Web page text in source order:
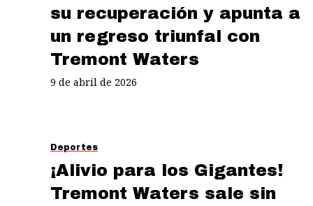
su recuperación y apunta a
un regreso triunfal con
Tremont Waters
9 de abril de 2026
Deportes
¡Alivio para los Gigantes!
Tremont Waters sale sin